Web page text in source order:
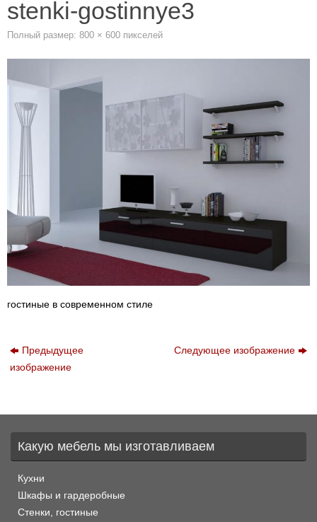
stenki-gostinnye3
Полный размер: 800 × 600 пикселей
гостиные в современном стиле
Предыдущее
изображение
Следующее изображение
Какую мебель мы изготавливаем
Кухни
Шкафы и гардеробные
Стенки, гостиные